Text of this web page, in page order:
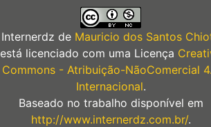
Internerdz de Mauricio dos Santos
está licenciado com uma Licença
Commons - Atribuição-NãoComercial
Internacional.
Baseado no trabalho disponível em
http://www.internerdz.com.br/.